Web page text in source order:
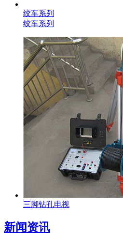
绞车系列
绞车系列
三脚钻孔电视
新闻资讯